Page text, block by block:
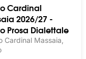
Cardinal
2026/27 -
Prosa Dialettale
Cardinal Massaia,